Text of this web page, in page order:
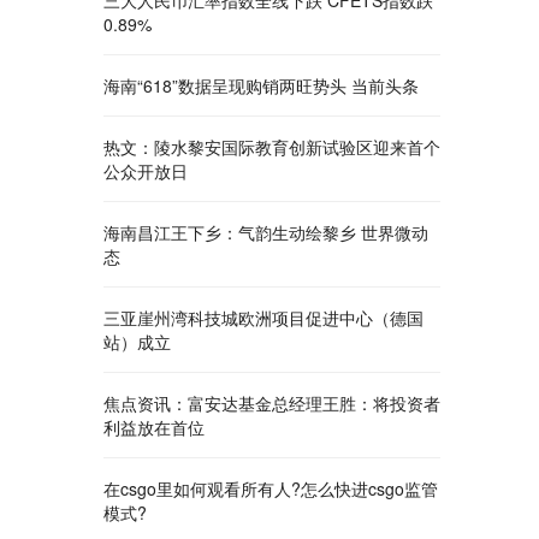
0.89%
海南“618”数据呈现购销两旺势头 当前头条
热文：陵水黎安国际教育创新试验区迎来首个
公众开放日
海南昌江王下乡：气韵生动绘黎乡 世界微动
态
三亚崖州湾科技城欧洲项目促进中心（德国
站）成立
焦点资讯：富安达基金总经理王胜：将投资者
利益放在首位
在csgo里如何观看所有人?怎么快进csgo监管
模式?